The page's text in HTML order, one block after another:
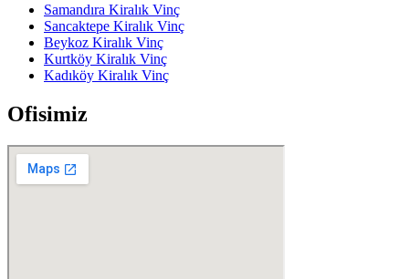
Samandıra Kiralık Vinç
Sancaktepe Kiralık Vinç
Beykoz Kiralık Vinç
Kurtköy Kiralık Vinç
Kadıköy Kiralık Vinç
Ofisimiz